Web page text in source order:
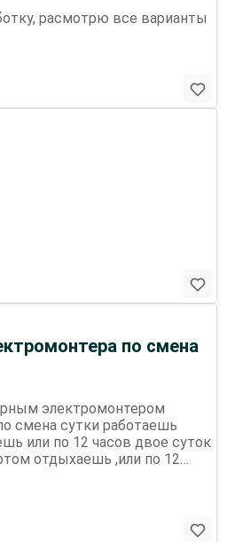
расмотрю все варианты
по смена
электромонтером
смена сутки работаешь
или по 12 часов двое суток
отдыхаешь ,или по 12